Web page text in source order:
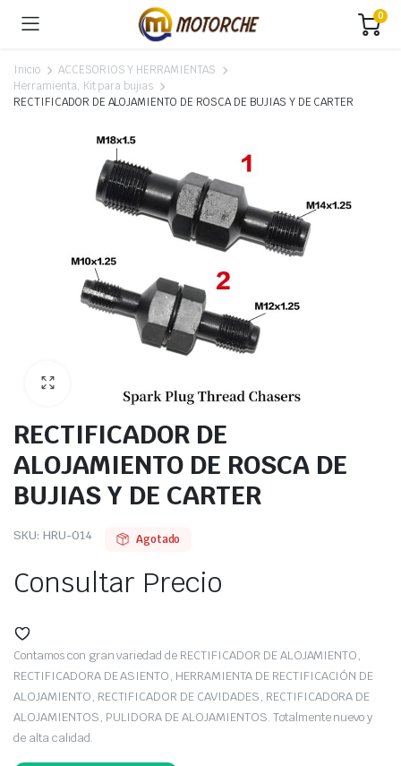
0
Inicio
ACCESORIOS Y HERRAMIENTAS
Herramienta, Kit para bujias
RECTIFICADOR DE ALOJAMIENTO DE ROSCA DE BUJIAS Y DE CARTER
RECTIFICADOR DE
ALOJAMIENTO DE ROSCA DE
BUJIAS Y DE CARTER
SKU: HRU-014 Agotado
Consultar Precio
Contamos con gran variedad de RECTIFICADOR DE ALOJAMIENTO,
RECTIFICADORA DE ASIENTO, HERRAMIENTA DE RECTIFICACIÓN DE
ALOJAMIENTO, RECTIFICADOR DE CAVIDADES, RECTIFICADORA DE
ALOJAMIENTOS, PULIDORA DE ALOJAMIENTOS. Totalmente nuevo y
de alta calidad.